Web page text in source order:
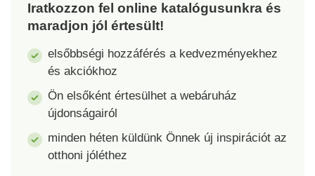
Iratkozzon fel online katalógusunkra és
maradjon jól értesült!
elsőbbségi hozzáférés a kedvezményekhez
és akciókhoz
Ön elsőként értesülhet a webáruház
újdonságairól
minden héten küldünk Önnek új inspirációt az
otthoni jóléthez